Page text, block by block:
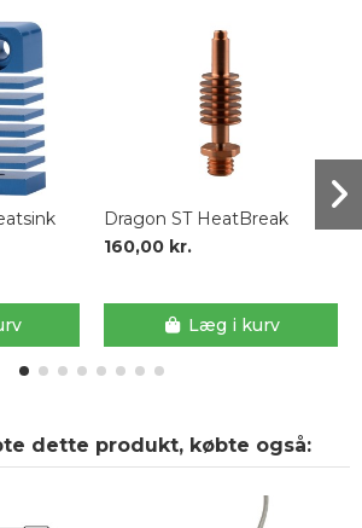
Dragon ST HeatBreak
160,00 kr.
Læg i kurv
dette produkt, købte også: